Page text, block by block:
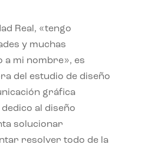
Real, «tengo
y muchas
a mi nombre», es
del estudio de diseño
gráfica
al diseño
solucionar
resolver todo de la